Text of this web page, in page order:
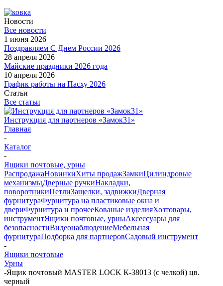
Новости
Все новости
1 июня 2026
Поздравляем С Днем России 2026
28 апреля 2026
Майские праздники 2026 года
10 апреля 2026
График работы на Пасху 2026
Статьи
Все статьи
Инструкция для партнеров «Замок31»
Главная
-
Каталог
-
Ящики почтовые, урны
РаспродажаНовинкиХиты продажЗамкиЦилиндровые
механизмыДверные ручкиНакладки,
поворотникиПетлиЗащелки, задвижкиДверная
фурнитураФурнитура на пластиковые окна и
двериФурнитура и прочееКованые изделияХозтовары,
инструментЯщики почтовые, урныАксессуары для
безопасностиВидеонаблюдениеМебельная
фурнитураПодборка для партнеровСадовый инструмент
-
Ящики почтовые
Урны
-Ящик почтовый MASTER LOCK К-38013 (с челкой) цв.
черный